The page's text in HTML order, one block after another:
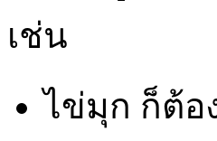
เช่น
ไข่มุก ก็ต้อ